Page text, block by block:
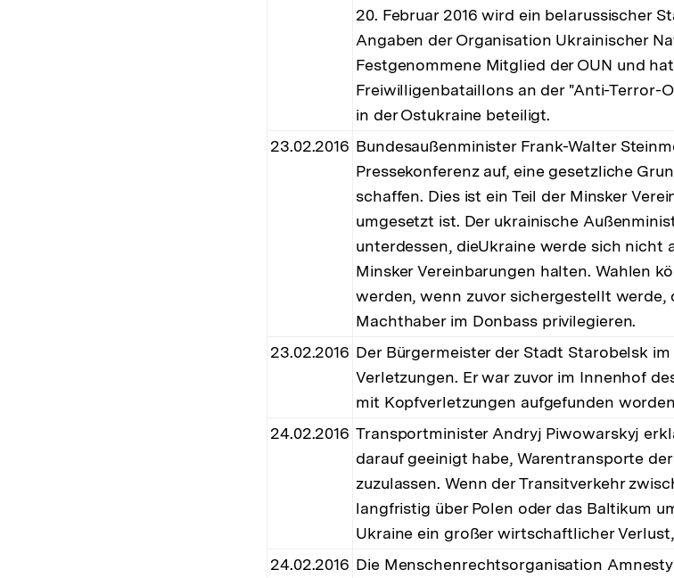
20. Februar 2016 wird ein belarussischer
Angaben der Organisation Ukrainischer
Festgenommene Mitglied der OUN und
Freiwilligenbataillons an der "Anti-Terror-
in der Ostukraine beteiligt.
23.02.2016 Bundesaußenminister Frank-Walter
Pressekonferenz auf, eine gesetzliche
schaffen. Dies ist ein Teil der Minsker
umgesetzt ist. Der ukrainische
unterdessen, dieUkraine werde sich nicht
Minsker Vereinbarungen halten. Wahlen
werden, wenn zuvor sichergestellt werde,
Machthaber im Donbass privilegieren.
23.02.2016 Der Bürgermeister der Stadt Starobelsk
Verletzungen. Er war zuvor im Innenhof
mit Kopfverletzungen aufgefunden
24.02.2016 Transportminister Andryj Piwowarskyj
darauf geeinigt habe, Warentransporte
zuzulassen. Wenn der Transitverkehr
langfristig über Polen oder das Baltikum
Ukraine ein großer wirtschaftlicher
24.02.2016 Die Menschenrechtsorganisation